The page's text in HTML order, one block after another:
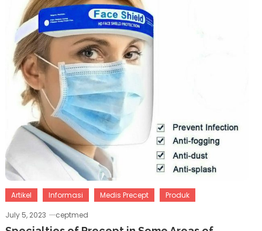
Artikel Informasi Medis Precept
Produk
July 5, 2023
ceptmed